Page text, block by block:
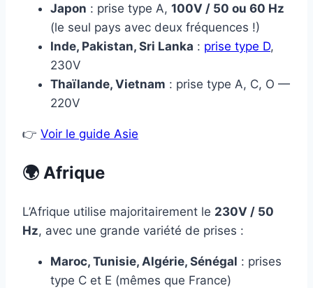
Japon : prise type A, 100V / 50 ou 60 Hz
(le seul pays avec deux fréquences !)
Inde, Pakistan, Sri Lanka : prise type D,
230V
Thaïlande, Vietnam : prise type A, C, O —
220V
👉 Voir le guide Asie
🌍 Afrique
L’Afrique utilise majoritairement le 230V / 50
Hz, avec une grande variété de prises :
Maroc, Tunisie, Algérie, Sénégal : prises
type C et E (mêmes que France)